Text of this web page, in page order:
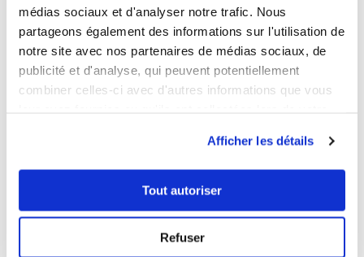
médias sociaux et d'analyser notre trafic. Nous
partageons également des informations sur l'utilisation de
notre site avec nos partenaires de médias sociaux, de
publicité et d'analyse, qui peuvent potentiellement
combiner celles-ci avec d'autres informations que vous
Afficher les détails
Tout autoriser
Refuser
Gratin de coquillettes au jambon pour grande tablée